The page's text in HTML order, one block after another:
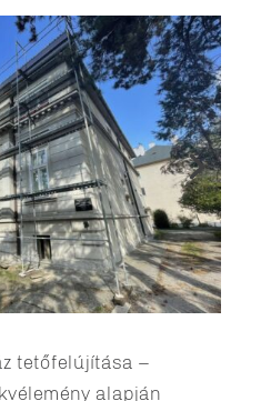
tetőfelújítása –
alapján